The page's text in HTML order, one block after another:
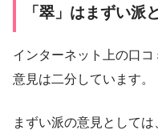
「翠」はまずい派
インターネット上の口
意見は二分しています。
まずい派の意見として